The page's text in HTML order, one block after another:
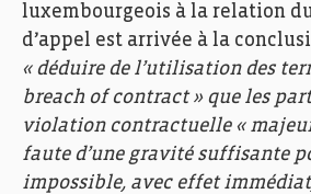
luxembourgeois à la relation
d’appel est arrivée à la
« déduire de l’utilisation des
breach of contract » que les
violation contractuelle «
faute d’une gravité suffisante
impossible, avec effet